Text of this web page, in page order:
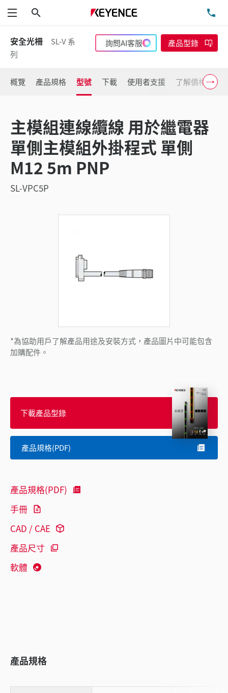
功能表
安全光柵
SL-V 系
列
詢問AI客服 產品型錄
概覽 產品規格 型號 下載 使用者支援 了解價格
主模組連線纜線 用於繼電器
單側主模組外掛程式 單側
M12 5m PNP
SL-VPC5P
*為協助用戶了解產品用途及安裝方式，產品圖片中可能包含
加購配件。
下載產品型錄
產品規格(PDF)
產品規格(PDF)
手冊
CAD / CAE
產品尺寸
軟體
產品規格